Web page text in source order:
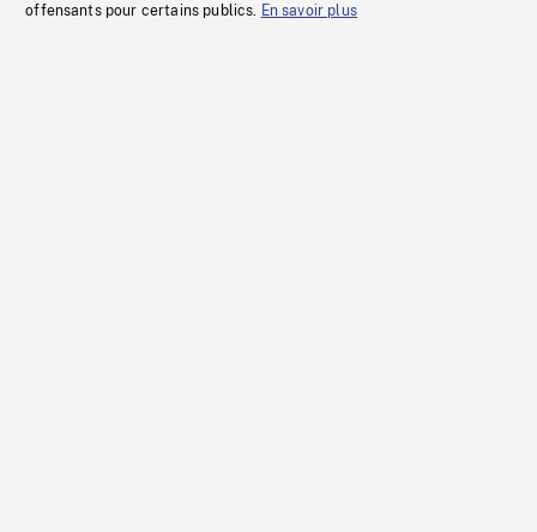
offensants pour certains publics. En savoir plus